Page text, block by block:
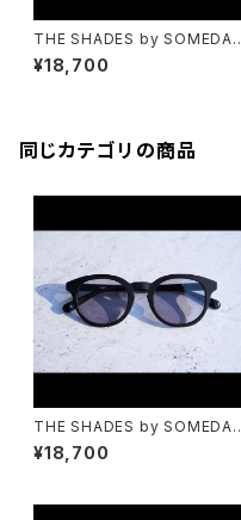
THE SHADES by SOMEDAY
S-645 クリア
¥18,700
同じカテゴリの商品
THE SHADES by SOMEDAY
S-800
¥18,700